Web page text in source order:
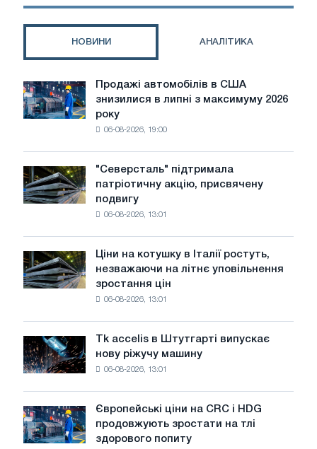
Олімпу-2019».
НОВИНИ АНАЛІТИКА
Продажі
автомобілів
в
липні
з
року
Продажі автомобілів в США
знизилися в липні з максимуму 2026
року
06-08-2026, 19:00
"Северсталь"
підтримала
патріотичну
радянської
авіації
Великої
Вітчизняної
війни
"Северсталь" підтримала
патріотичну акцію, присвячену
подвигу
06-08-2026, 13:01
Ціни
на
котушку
незважаючи
на
уповільнення
зростання
цін
Ціни на котушку в Італії ростуть,
незважаючи на літнє уповільнення
зростання цін
06-08-2026, 13:01
Tk
accelis
в
нову
ріжучу
Tk accelis в Штутгарті випускає
нову ріжучу машину
06-08-2026, 13:01
Європейські
ціни
на
Європейські ціни на CRC і HDG
продовжують зростати на тлі
здорового попиту